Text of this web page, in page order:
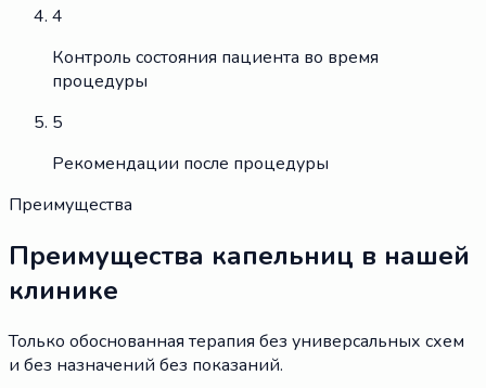
4
Контроль состояния пациента во время
процедуры
5
Рекомендации после процедуры
Преимущества
Преимущества капельниц в нашей
клинике
Только обоснованная терапия без универсальных схем
и без назначений без показаний.